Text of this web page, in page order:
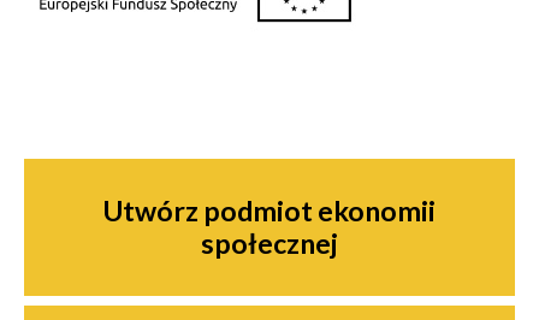
Utwórz podmiot ekonomii
społecznej